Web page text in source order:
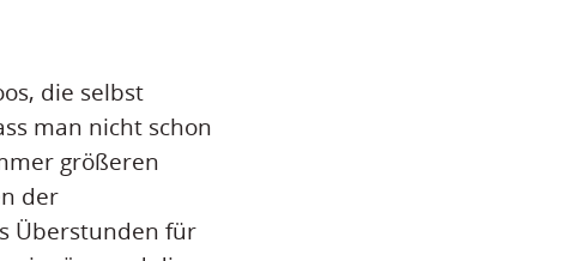
die selbst
man nicht schon
größeren
der
Überstunden für